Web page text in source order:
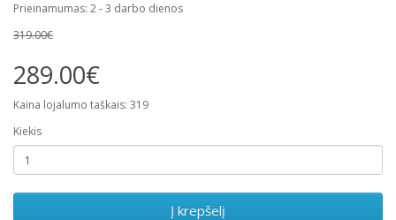
Prieinamumas: 2 - 3 darbo dienos
319.00€
289.00€
Kaina lojalumo taškais: 319
Kiekis
Į krepšelį